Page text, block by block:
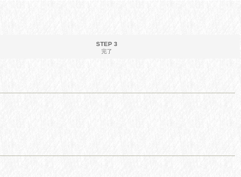
STEP 3
完了